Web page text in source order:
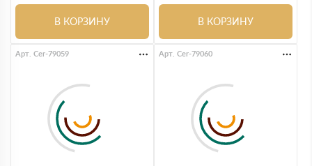
В КОРЗИНУ В КОРЗИНУ
Арт. Cer-79059 Арт. Cer-79060